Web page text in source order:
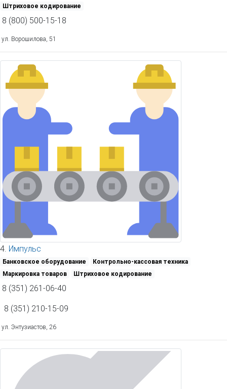
Штриховое кодирование
8 (800) 500-15-18
ул. Ворошилова, 51
4. Импульс
Банковское оборудование
Контрольно-кассовая техника
Маркировка товаров
Штриховое кодирование
8 (351) 261-06-40
8 (351) 210-15-09
ул. Энтузиастов, 26